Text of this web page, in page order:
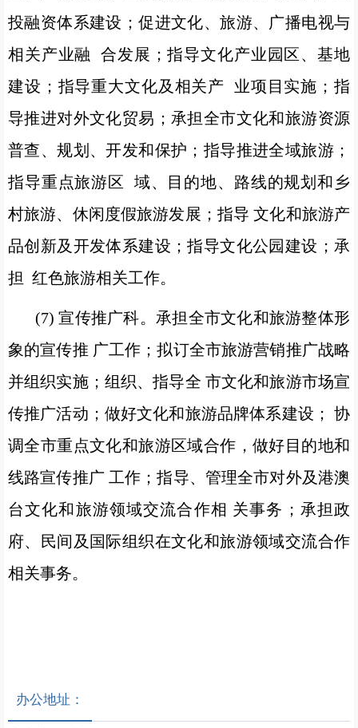
投融资体系建设；促进文化、旅游、广播电视与
相关产业融 合发展；指导文化产业园区、基地
建设；指导重大文化及相关产 业项目实施；指
导推进对外文化贸易；承担全市文化和旅游资源
普查、规划、开发和保护；指导推进全域旅游；
指导重点旅游区 域、目的地、路线的规划和乡
村旅游、休闲度假旅游发展；指导 文化和旅游产
品创新及开发体系建设；指导文化公园建设；承
担 红色旅游相关工作。
(7) 宣传推广科。承担全市文化和旅游整体形
象的宣传推 广工作；拟订全市旅游营销推广战略
并组织实施；组织、指导全 市文化和旅游市场宣
传推广活动；做好文化和旅游品牌体系建设； 协
调全市重点文化和旅游区域合作，做好目的地和
线路宣传推广 工作；指导、管理全市对外及港澳
台文化和旅游领域交流合作相 关事务；承担政
府、民间及国际组织在文化和旅游领域交流合作
相关事务。
办公地址：